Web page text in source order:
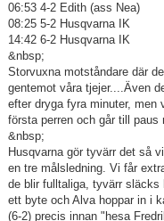
06:53 4-2 Edith (ass Nea)
08:25 5-2 Husqvarna IK
14:42 6-2 Husqvarna IK
&nbsp;
Storvuxna motståndare där
gentemot våra tjejer....Även
efter dryga fyra minuter, men
första perren och går till paus
&nbsp;
Husqvarna gör tyvärr det så
en tre målsledning. Vi får
de blir fulltaliga, tyvärr släcks
ett byte och Alva hoppar in i
(6-2) precis innan "hesa